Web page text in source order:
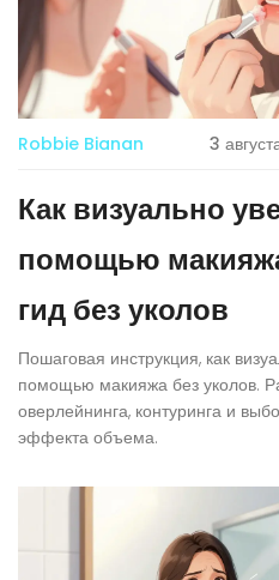
Robbie Bianan 3
Как визуально
помощью
гид без уколов
Пошаговая инструкция, как
помощью макияжа без уколов.
оверлейнинга, контуринга и
эффекта объема.